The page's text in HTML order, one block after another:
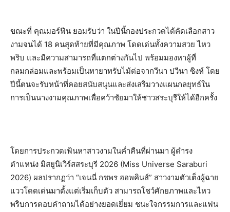
ขณะที่​ ​คุณมอร์ฟีน ยอมรับว่า ในปีนี้กองประกวดได้คัดเลือกสาว
งามจนได้ 18 คนสุดท้ายที่มีคุณภาพ โดดเด่นทั้งความสวย ไหว
พริบ และมีความสามารถที่แตกต่างกันไป พร้อมมองหาผู้ที่
กลมกล่อมและพร้อมเป็นทายาทรับไม้ต่อจากวีนา​ ​ปวีนา​ ซิงห์​ ​โดย
ปีนี้ตนจะรับหน้าที่​คอย​สนับสนุนและส่งเสริมวางแผนกลยุทธ์​ใน
การ​เป็นนางงามคุณภาพ​เพื่อคว้าชัยมาให้ชาวสระบุรีให้ได้อีกครั้ง​
​โดยการประกวดเฟ้นหาสาวงามในค่ำคืนที่ผ่านมา​ ผู้ดำรง
ตำแหน่ง มิสยูนิเวิร์สสระบุรี 2026 (Miss Universe Saraburi
2026) ผลปรากฏว่า “เจนนี่​ กชพร​ ฮอพคินส์” สาวงามตัวเต็งผู้ฉาย
แววโดดเด่นมาตั้งแต่เริ่มเก็บตัว สามารถโชว์ศักยภาพและไหว
พริบการตอบคำถามได้อย่างยอดเยี่ยม ชนะใจกรรมการและแฟน